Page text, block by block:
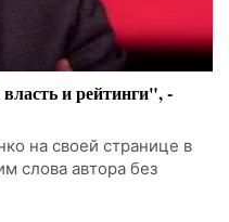
власть и рейтинги", -
на своей странице в
слова автора без